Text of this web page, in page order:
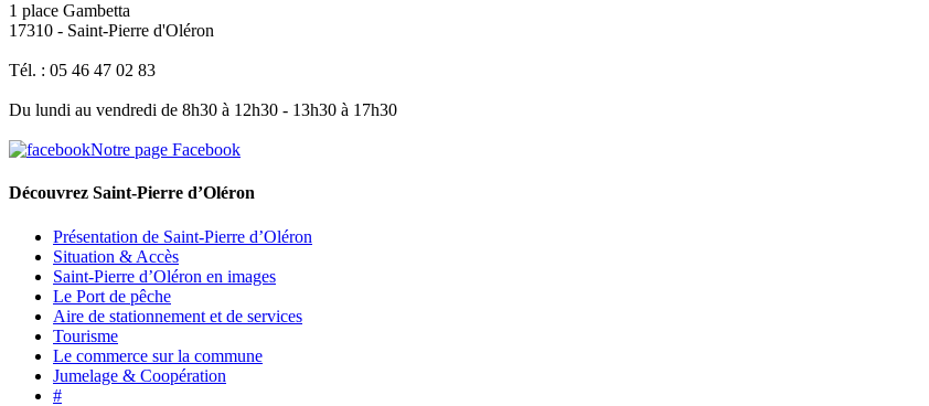
1 place Gambetta
17310 - Saint-Pierre d'Oléron
Tél. : 05 46 47 02 83
Du lundi au vendredi de 8h30 à 12h30 - 13h30 à 17h30
Notre page Facebook
Découvrez Saint-Pierre d’Oléron
Présentation de Saint-Pierre d’Oléron
Situation & Accès
Saint-Pierre d’Oléron en images
Le Port de pêche
Aire de stationnement et de services
Tourisme
Le commerce sur la commune
Jumelage & Coopération
#